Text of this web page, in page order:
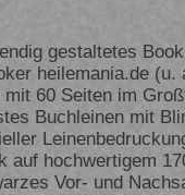
gestaltetes
heilemania.de
mit 60 Seiten im
Buchleinen mit
auf hochwertigem
Vor- und